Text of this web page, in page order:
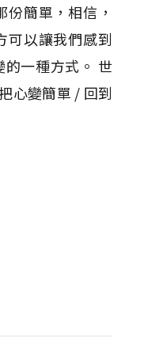
簡單，相信，
可以讓我們感到
一種方式。 世
心變簡單 / 回到